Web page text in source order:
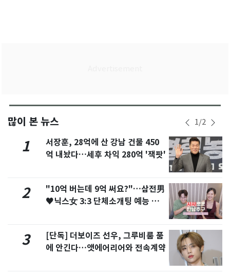
많이 본 뉴스 1/2
1
서장훈, 28억에 산 강남 건물 450
억 내놨다…세후 차익 280억 '잭팟'
2
"10억 버는데 9억 써요?"…삼전男
♥닉스女 3:3 단체소개팅 예능 화
3
[단독] 더보이즈 선우, 그루비룸 품
에 안긴다…앳에어리어와 전속계약